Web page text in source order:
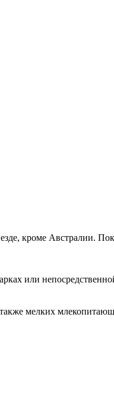
кроме Австралии.
или
мелких